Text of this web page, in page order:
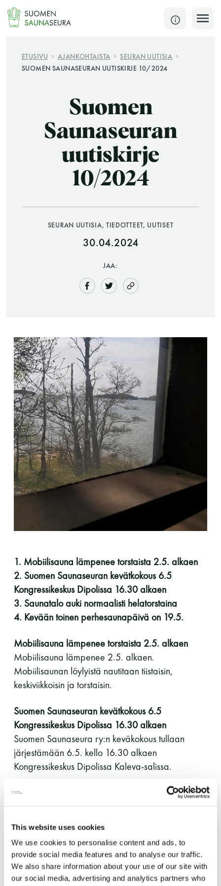
This website uses cookies
We use cookies to personalise content and ads, to
provide social media features and to analyse our traffic.
We also share information about your use of our site with
our social media, advertising and analytics partners who
Siirry
sisältöön
SULJE
KATSO TARKEMMAT AUKIOLOAJAT
JÄSENSIVUT
Saunatalo on avoinna
myös helatorstaina
-Naisten päivät ovat maanantai ja
torstai
-Miesten päivät tiistai, keskiviikko,
perjantai ja lauantai
-Kuukauden ensimmäinen lauantai on on
jaettu lauantai
Hinnasto
Jäsen
Vieras jäsenen seurassa
Jäsenen lapsi 7-18 v.
Lapsi alle 7 v.
11 saunomiskerran kortti
Vuosikortti - M / N
695€ / 275€
Vaskiniementie 10, 00200 Helsinki
Kahvio/kassa 050 372 4167
(saunojen aukioloaikana)
ETUSIVU AJANKOHTAISTA
SEURAN UUTISIA
SUOMEN SAUNASEURAN UUTISKIRJE 10/2024
Suomen
Saunaseuran
uutiskirje
10/2024
SEURAN UUTISIA, TIEDOTTEET, UUTISET
30.04.2024
JAA:
1. Mobiilisauna lämpenee torstaista 2.5. alkaen
2. Suomen Saunaseuran kevätkokous 6.5
Kongressikeskus Dipolissa 16.30 alkaen
3. Saunatalo auki normaalisti helatorstaina
4. Kevään toinen perhesaunapäivä on 19.5.
Mobiilisauna lämpenee torstaista 2.5. alkaen
Mobiilisauna lämpenee 2.5. alkaen.
Mobiilisaunan löylyistä nautitaan tiistaisin,
keskiviikkoisin ja torstaisin.
Suomen Saunaseuran kevätkokous 6.5
Kongressikeskus Dipolissa 16.30 alkaen
Suomen Saunaseura ry:n keväkokous tullaan
järjestämään 6.5. kello 16.30 alkaen
Kongressikeskus Dipolissa Kaleva-salissa.
Voit ilmoittautua kokoukseen uutiskirjeessä tulleen
Saunatalo auki normaalisti helatorstaina
Saunatalo on avoinna helatorstaina 9. toukokuuta
normaalisti.